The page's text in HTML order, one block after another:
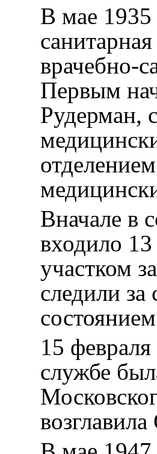
В мае 1935
врачебно-
Первым
Рудерман,
Вначале в
входило
участком
следили
15
службе